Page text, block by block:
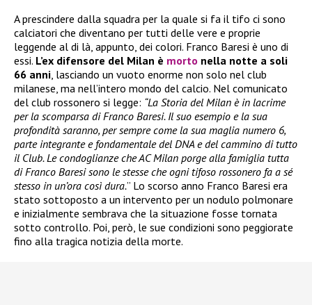
A prescindere dalla squadra per la quale si fa il tifo ci sono
calciatori che diventano per tutti delle vere e proprie
leggende al di là, appunto, dei colori. Franco Baresi è uno di
essi. L’ex difensore del Milan è morto nella notte a soli
66 anni , lasciando un vuoto enorme non solo nel club
milanese, ma nell’intero mondo del calcio. Nel comunicato
del club rossonero si legge: “La Storia del Milan è in lacrime
per la scomparsa di Franco Baresi. Il suo esempio e la sua
profondità saranno, per sempre come la sua maglia numero 6,
parte integrante e fondamentale del DNA e del cammino di tutto
il Club. Le condoglianze che AC Milan porge alla famiglia tutta
di Franco Baresi sono le stesse che ogni tifoso rossonero fa a sé
stesso in un’ora così dura.” Lo scorso anno Franco Baresi era
stato sottoposto a un intervento per un nodulo polmonare
e inizialmente sembrava che la situazione fosse tornata
sotto controllo. Poi, però, le sue condizioni sono peggiorate
fino alla tragica notizia della morte.